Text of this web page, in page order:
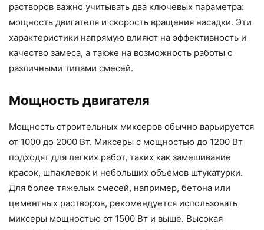
растворов важно учитывать два ключевых параметра:
мощность двигателя и скорость вращения насадки. Эти
характеристики напрямую влияют на эффективность и
качество замеса, а также на возможность работы с
различными типами смесей.
Мощность двигателя
Мощность строительных миксеров обычно варьируется
от 1000 до 2000 Вт. Миксеры с мощностью до 1200 Вт
подходят для легких работ, таких как замешивание
красок, шпаклевок и небольших объемов штукатурки.
Для более тяжелых смесей, например, бетона или
цементных растворов, рекомендуется использовать
миксеры мощностью от 1500 Вт и выше. Высокая